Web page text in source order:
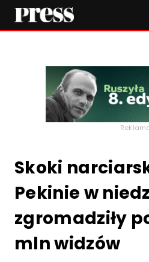
Skoki
Pekinie w
zgromadziły
mln widzów